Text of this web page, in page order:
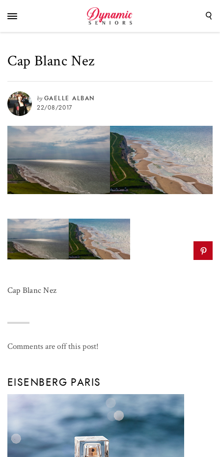
Cap Blanc Nez
by GAELLE ALBAN
22/08/2017
Cap Blanc Nez
Comments are off this post!
EISENBERG PARIS